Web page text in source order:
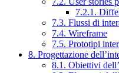
7.2.1.
7.3. Flussi di
7.4. Wireframe
7.5. Prototipi
8. Progettazione
8.1. Obiettivi